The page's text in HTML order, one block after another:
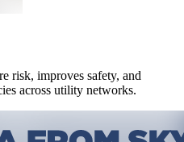
risk, improves safety, and
across utility networks.